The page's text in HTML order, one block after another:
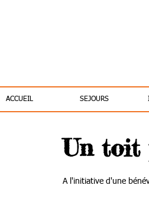
ACCUEIL SEJOURS
Un toit
A l'initiative d'une